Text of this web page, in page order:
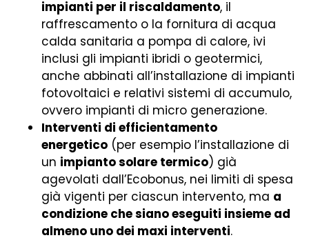
impianti per il riscaldamento, il
raffrescamento o la fornitura di acqua
calda sanitaria a pompa di calore, ivi
inclusi gli impianti ibridi o geotermici,
anche abbinati all’installazione di impianti
fotovoltaici e relativi sistemi di accumulo,
ovvero impianti di micro generazione.
Interventi di efficientamento
energetico (per esempio l’installazione di
un impianto solare termico) già
agevolati dall’Ecobonus, nei limiti di spesa
già vigenti per ciascun intervento, ma a
condizione che siano eseguiti insieme ad
almeno uno dei maxi interventi.